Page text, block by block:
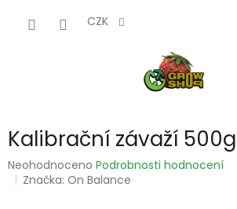
CZK
Kalibrační závaží 500g
Průměrné
hodnocení
Neohodnoceno Podrobnosti hodnocení
Značka:On Balance